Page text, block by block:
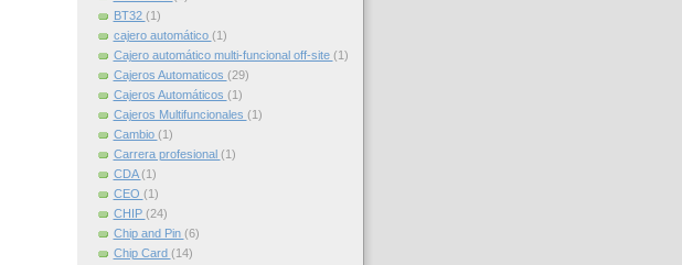
BT32 (1)
cajero automático (1)
Cajero automático multi-funcional off-site (1)
Cajeros Automaticos (29)
Cajeros Automáticos (1)
Cajeros Multifuncionales (1)
Cambio (1)
Carrera profesional (1)
CDA(1)
CEO (1)
CHIP (24)
Chip and Pin (6)
Chip Card (14)